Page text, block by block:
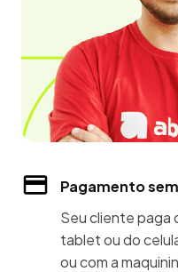
Pagamento
Seu cliente paga
tablet ou do
ou com a